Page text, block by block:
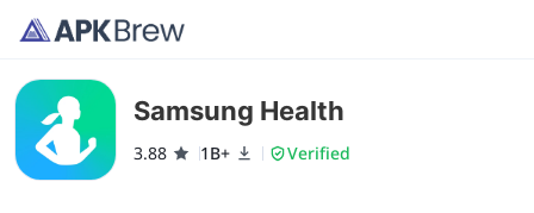
Samsung Health
3.88 1B+ Verified